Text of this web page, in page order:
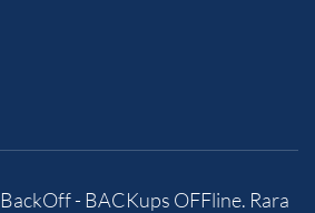
BackOff - BACKups OFFline. Rara